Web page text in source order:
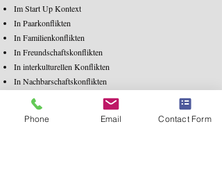
Im Start Up Kontext
In Paarkonflikten
In Familienkonflikten
In Freundschaftskonflikten
In interkulturellen Konflikten
In Nachbarschaftskonflikten
In Konflikten beim gemeinsamen Wohnen
Sollten Sie sich unsicher sein, ob eine Mediation in Ihrem
Fall geeignet ist, rufen Sie sehr gerne für ein Vorgespräch
Phone Email Contact Form